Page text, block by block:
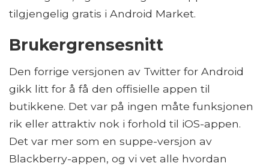
tilgjengelig gratis i Android Market.
Brukergrensesnitt
Den forrige versjonen av Twitter for Android
gikk litt for å få den offisielle appen til
butikkene. Det var på ingen måte funksjonen
rik eller attraktiv nok i forhold til iOS-appen.
Det var mer som en suppe-versjon av
Blackberry-appen, og vi vet alle hvordan